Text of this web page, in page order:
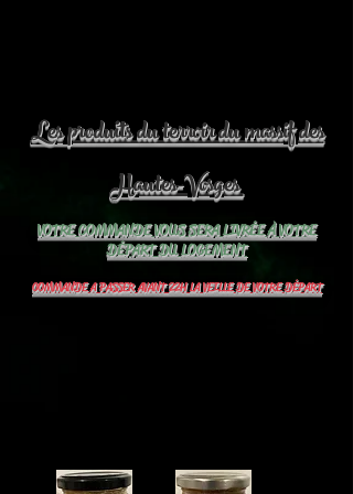
Les produits du terroir du massif des
Hautes-Vosges
VOTRE COMMANDE VOUS SERA LIVRÉE À VOTRE
DÉPART DU LOGEMENT
COMMANDE A PASSER AVANT 22H LA VEILLE DE VOTRE DÉPART